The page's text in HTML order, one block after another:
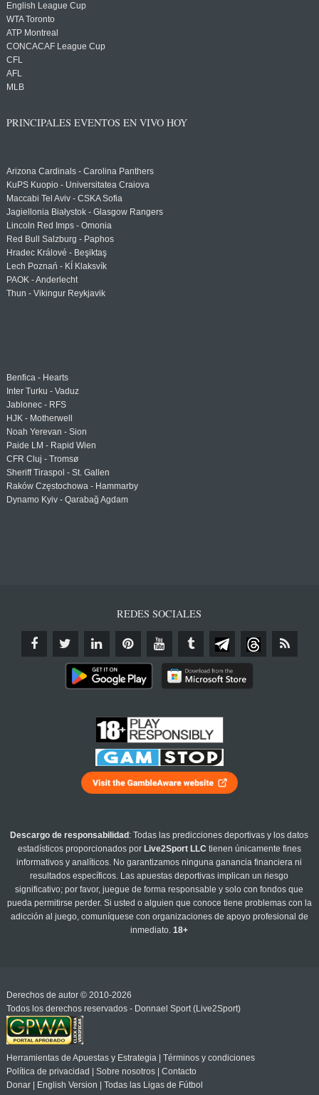
English League Cup
WTA Toronto
ATP Montreal
CONCACAF League Cup
CFL
AFL
MLB
PRINCIPALES EVENTOS EN VIVO HOY
Arizona Cardinals - Carolina Panthers
KuPS Kuopio - Universitatea Craiova
Maccabi Tel Aviv - CSKA Sofia
Jagiellonia Białystok - Glasgow Rangers
Lincoln Red Imps - Omonia
Red Bull Salzburg - Paphos
Hradec Králové - Beşiktaş
Lech Poznań - KÍ Klaksvík
PAOK - Anderlecht
Thun - Vikingur Reykjavik
Benfica - Hearts
Inter Turku - Vaduz
Jablonec - RFS
HJK - Motherwell
Noah Yerevan - Sion
Paide LM - Rapid Wien
CFR Cluj - Tromsø
Sheriff Tiraspol - St. Gallen
Raków Częstochowa - Hammarby
Dynamo Kyiv - Qarabağ Agdam
REDES SOCIALES
Descargo de responsabilidad : Todas las predicciones deportivas y los datos
estadísticos proporcionados por Live2Sport LLC tienen únicamente fines
informativos y analíticos. No garantizamos ninguna ganancia financiera ni
resultados específicos. Las apuestas deportivas implican un riesgo
significativo; por favor, juegue de forma responsable y solo con fondos que
pueda permitirse perder. Si usted o alguien que conoce tiene problemas con la
adicción al juego, comuníquese con organizaciones de apoyo profesional de
inmediato.18+
Derechos de autor © 2010-2026
Todos los derechos reservados - Donnael Sport (Live2Sport)
Herramientas de Apuestas y Estrategia| Términos y condiciones
Política de privacidad
Sobre nosotros| Contacto
Donar| English Version Todas las Ligas de Fútbol